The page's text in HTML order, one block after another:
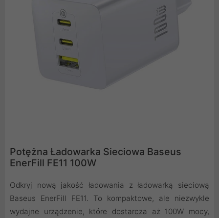
Potężna Ładowarka Sieciowa Baseus
EnerFill FE11 100W
Odkryj nową jakość ładowania z ładowarką sieciową
Baseus EnerFill FE11. To kompaktowe, ale niezwykle
wydajne urządzenie, które dostarcza aż 100W mocy,